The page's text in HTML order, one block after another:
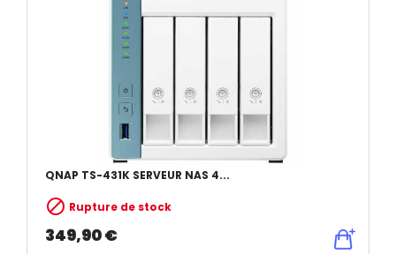
QNAP TS-431K SERVEUR NAS 4...
 Rupture de stock
349,90 €